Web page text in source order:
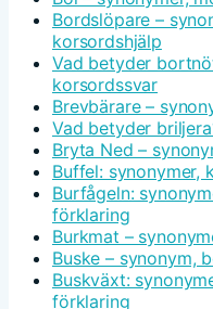
Bordslöpare –
korsordshjälp
Vad betyder
korsordssvar
Brevbärare –
Vad betyder
Bryta Ned –
Buffel: synonymer,
Burfågeln:
förklaring
Burkmat –
Buske – synonym,
Buskväxt:
förklaring